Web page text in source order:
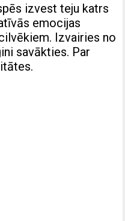
izvest teju katrs
emocijas
Izvairies no
savākties. Par